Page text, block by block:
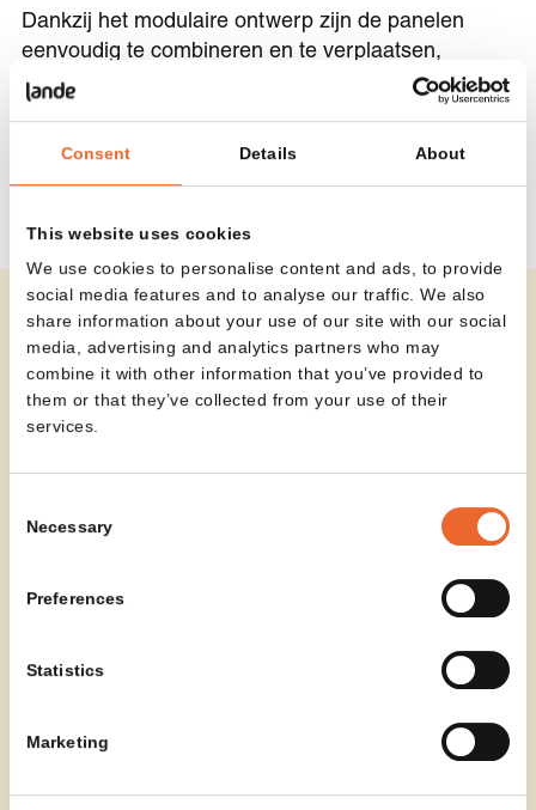
Consent Details About
This website uses cookies
We use cookies to personalise content and ads, to provide
social media features and to analyse our traffic. We also
share information about your use of our site with our social
media, advertising and analytics partners who may
combine it with other information that you’ve provided to
them or that they’ve collected from your use of their
services.
Selection
Necessary
Preferences
Statistics
Marketing
Dankzij het modulaire ontwerp zijn de panelen
eenvoudig te combineren en te verplaatsen,
waardoor de inrichting flexibel meebeweegt met de
alleen praktische voordelen, maar versterkt het ook
De panelen zijn verkrijgbaar in verschillende
hoogtes en worden altijd geplaatst in combinatie
met een Dots-zitelement. Zo ontstaan kleine oases
van rust en comfort, terwijl de openheid en
dynamiek van de ruimte behouden blijven.